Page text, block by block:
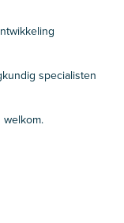
specialisten